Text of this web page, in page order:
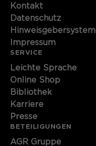
Kontakt
Datenschutz
Hinweisgebersystem
Impressum
SERVICE
Leichte Sprache
Online Shop
Bibliothek
Karriere
Presse
BETEILIGUNGEN
AGR Gruppe